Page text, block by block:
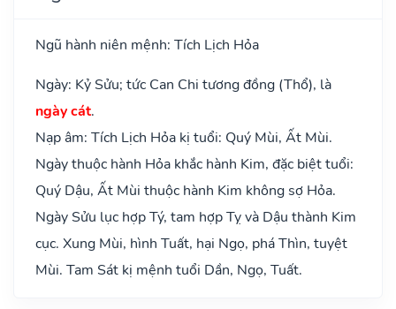
Ngũ hành niên mệnh: Tích Lịch Hỏa
Ngày: Kỷ Sửu; tức Can Chi tương đồng (Thổ), là
ngày cát.
Nạp âm: Tích Lịch Hỏa kị tuổi: Quý Mùi, Ất Mùi.
Ngày thuộc hành Hỏa khắc hành Kim, đặc biệt tuổi:
Quý Dậu, Ất Mùi thuộc hành Kim không sợ Hỏa.
Ngày Sửu lục hợp Tý, tam hợp Tỵ và Dậu thành Kim
cục. Xung Mùi, hình Tuất, hại Ngọ, phá Thìn, tuyệt
Mùi. Tam Sát kị mệnh tuổi Dần, Ngọ, Tuất.